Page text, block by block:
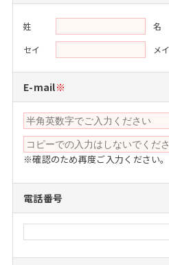
姓
名
セイ
メイ
E-mail※
※確認のため再度ご入力ください。
電話番号